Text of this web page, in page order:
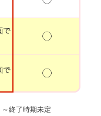
終了時期未定